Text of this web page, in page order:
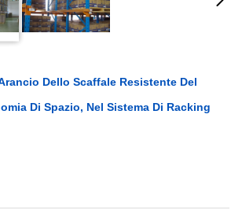
Dello Scaffale Resistente Del
Di Spazio, Nel Sistema Di Racking